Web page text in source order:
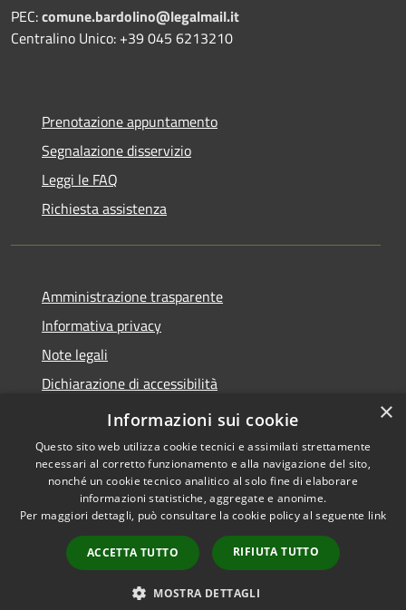
PEC:comune.bardolino@legalmail.it
Centralino Unico: +39 045 6213210
Prenotazione appuntamento
Segnalazione disservizio
Leggi le FAQ
Richiesta assistenza
Amministrazione trasparente
Informativa privacy
Note legali
Dichiarazione di accessibilità
Link app municipium
Accessibilità
Copyright © 2026 • Comune di
Bardolino • Powered by
Municipium•
Accesso
redazione
×
Informazioni sui cookie
Questo sito web utilizza cookie tecnici e assimilati strettamente
necessari al corretto funzionamento e alla navigazione del sito,
nonché un cookie tecnico analitico al solo fine di elaborare
informazioni statistiche, aggregate e anonime.
Per maggiori dettagli, può consultare la cookie policy al seguente link
ACCETTA TUTTO RIFIUTA TUTTO
MOSTRA DETTAGLI